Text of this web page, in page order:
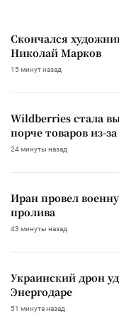
Скончался
Николай Марков
15 минут назад
Wildberries стала
порче товаров из-
24 минуты назад
Иран провел
пролива
43 минуты назад
Украинский дрон
Энергодаре
51 минута назад